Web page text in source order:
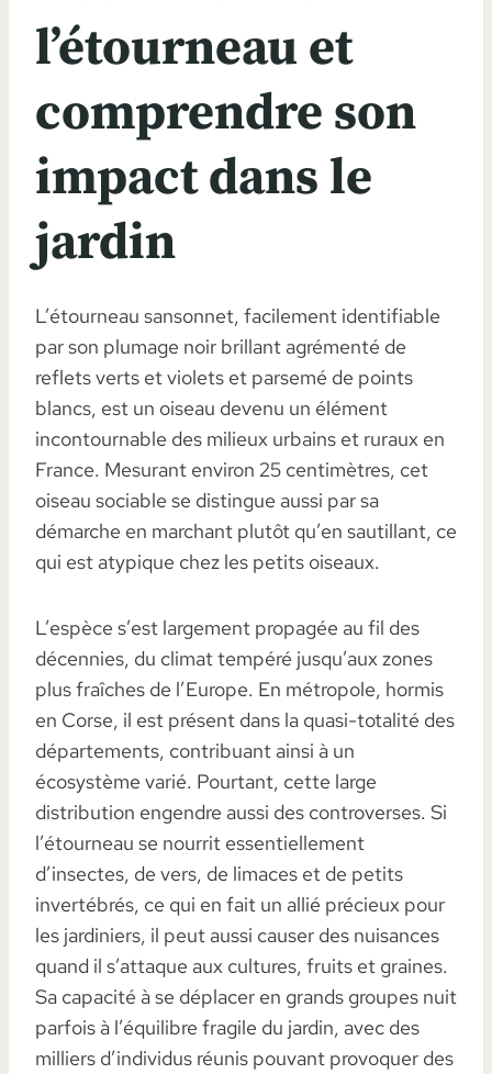
l’étourneau et
comprendre son
impact dans le
jardin
L’étourneau sansonnet, facilement identifiable
par son plumage noir brillant agrémenté de
reflets verts et violets et parsemé de points
blancs, est un oiseau devenu un élément
incontournable des milieux urbains et ruraux en
France. Mesurant environ 25 centimètres, cet
oiseau sociable se distingue aussi par sa
démarche en marchant plutôt qu’en sautillant, ce
qui est atypique chez les petits oiseaux.
L’espèce s’est largement propagée au fil des
décennies, du climat tempéré jusqu’aux zones
plus fraîches de l’Europe. En métropole, hormis
en Corse, il est présent dans la quasi-totalité des
départements, contribuant ainsi à un
écosystème varié. Pourtant, cette large
distribution engendre aussi des controverses. Si
l’étourneau se nourrit essentiellement
d’insectes, de vers, de limaces et de petits
invertébrés, ce qui en fait un allié précieux pour
les jardiniers, il peut aussi causer des nuisances
quand il s’attaque aux cultures, fruits et graines.
Sa capacité à se déplacer en grands groupes nuit
parfois à l’équilibre fragile du jardin, avec des
milliers d’individus réunis pouvant provoquer des